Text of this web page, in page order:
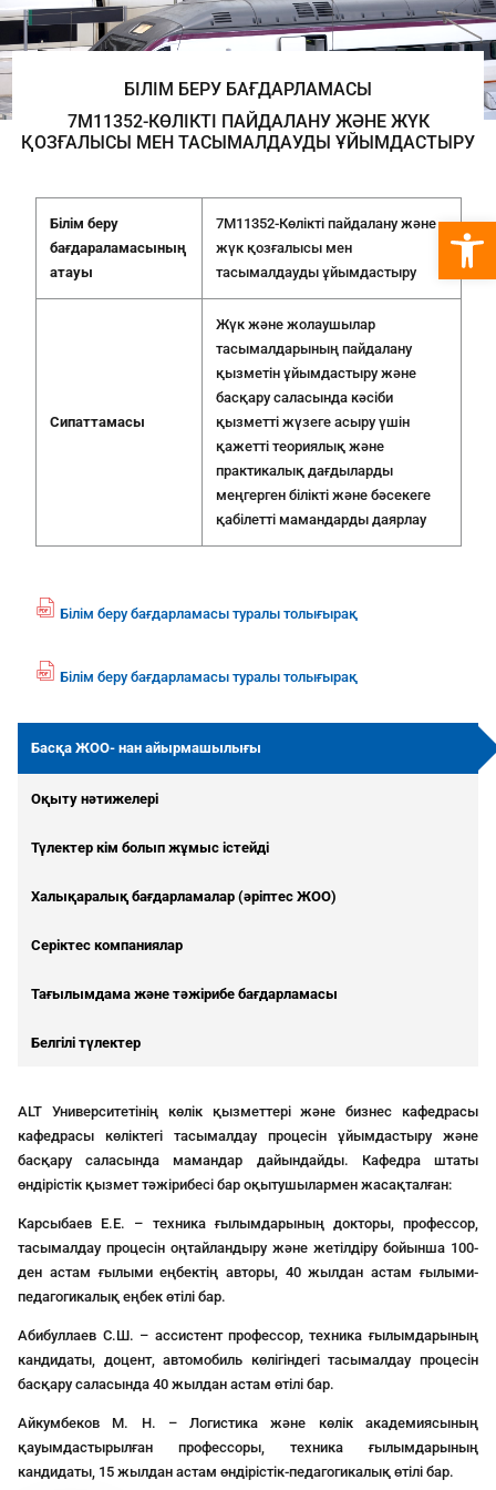
БІЛІМ БЕРУ БАҒДАРЛАМАСЫ
7М11352-КӨЛІКТІ ПАЙДАЛАНУ ЖӘНЕ ЖҮК
ҚОЗҒАЛЫСЫ МЕН ТАСЫМАЛДАУДЫ ҰЙЫМДАСТЫРУ
Білім беру
бағдараламасының
атауы
7М11352-Көлікті пайдалану және
жүк қозғалысы мен
тасымалдауды ұйымдастыру
Сипаттамасы
Жүк және жолаушылар
тасымалдарының пайдалану
қызметін ұйымдастыру және
басқару саласында кәсіби
қызметті жүзеге асыру үшін
қажетті теориялық және
практикалық дағдыларды
меңгерген білікті және бәсекеге
қабілетті мамандарды даярлау
p
ic
o
Білім беру бағдарламасы туралы толығырақ
p
df
ic
o
Білім беру бағдарламасы туралы толығырақ
Басқа ЖОО- нан айырмашылығы
Оқыту нәтижелері
Түлектер кім болып жұмыс істейді
Халықаралық бағдарламалар (әріптес ЖОО)
Серіктес компаниялар
Тағылымдама және тәжірибе бағдарламасы
Белгілі түлектер
ALT Университетінің көлік қызметтері және бизнес кафедрасы
кафедрасы көліктегі тасымалдау процесін ұйымдастыру және
басқару саласында мамандар дайындайды. Кафедра штаты
өндірістік қызмет тәжірибесі бар оқытушылармен жасақталған:
Карсыбаев Е.Е. – техника ғылымдарының докторы, профессор,
тасымалдау процесін оңтайландыру және жетілдіру бойынша 100-
ден астам ғылыми еңбектің авторы, 40 жылдан астам ғылыми-
педагогикалық еңбек өтілі бар.
Абибуллаев С.Ш. – ассистент профессор, техника ғылымдарының
кандидаты, доцент, автомобиль көлігіндегі тасымалдау процесін
басқару саласында 40 жылдан астам өтілі бар.
Айкумбеков М. Н. – Логистика және көлік академиясының
қауымдастырылған профессоры, техника ғылымдарының
кандидаты, 15 жылдан астам өндірістік-педагогикалық өтілі бар.